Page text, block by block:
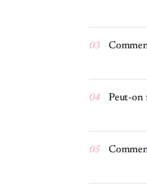
03
04 Peut-on
05